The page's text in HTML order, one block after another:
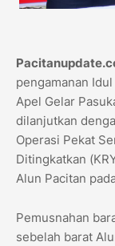
pengamanan
Apel Gelar
dilanjutkan
Operasi Pekat
Ditingkatkan
Alun Pacitan
Pemusnahan
sebelah barat